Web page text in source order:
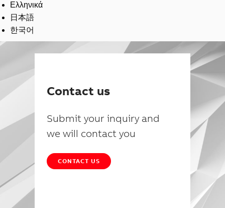
Ελληνικά
日本語
한국어
Contact us
Submit your inquiry and
we will contact you
CONTACT US